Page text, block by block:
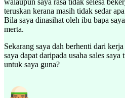
teruskan kerana masih tidak sedar
Bila saya dinasihat oleh ibu bapa
merta.
Sekarang saya dah berhenti dari
saya dapat daripada usaha sales
untuk saya guna?